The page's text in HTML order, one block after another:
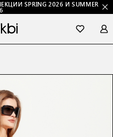
SPRING 2026 И SUMMER